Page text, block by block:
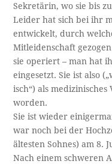
Sekretärin, wo sie bis
Leider hat sich bei ihr
entwickelt, durch
Mitleidenschaft
sie operiert – man hat
eingesetzt. Sie ist also
isch“) als
worden.
Sie ist wieder
war noch bei der
ältesten Sohnes) am 8.
Nach einem schweren